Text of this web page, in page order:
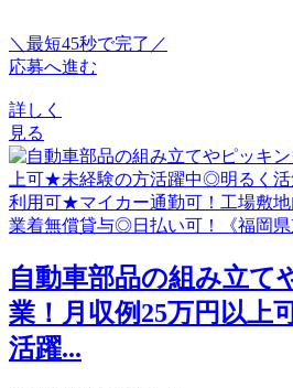
＼最短45秒で完了／
応募へ進む
詳しく
見る
自動車部品の組み立て
業！月収例25万円以上
活躍...